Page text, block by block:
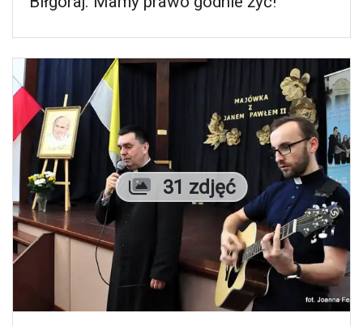
Liczba zdjęć
31 zdjęć